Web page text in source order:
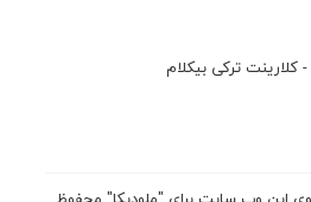
ترکی بیکلام